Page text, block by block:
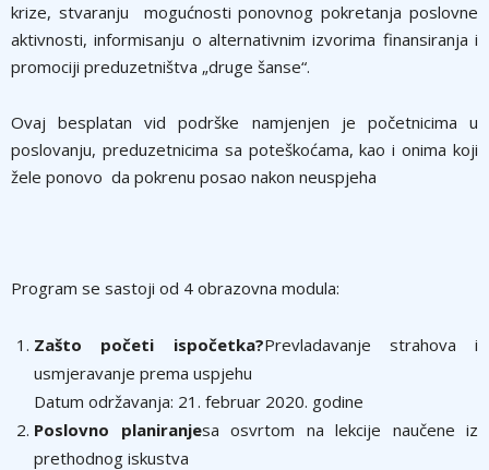
krize, stvaranju mogućnosti ponovnog pokretanja poslovne
aktivnosti, informisanju o alternativnim izvorima finansiranja i
promociji preduzetništva „druge šanse“.
Ovaj besplatan vid podrške namjenjen je početnicima u
poslovanju, preduzetnicima sa poteškoćama, kao i onima koji
žele ponovo da pokrenu posao nakon neuspjeha
Program se sastoji od 4 obrazovna modula:
Zašto početi ispočetka?Prevladavanje strahova i
usmjeravanje prema uspjehu
Datum održavanja: 21. februar 2020. godine
Poslovno planiranjesa osvrtom na lekcije naučene iz
prethodnog iskustva